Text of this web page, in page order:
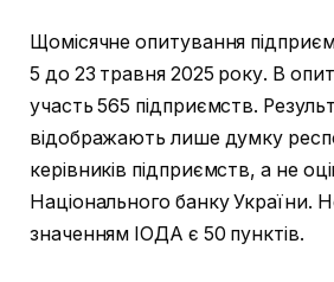
Щомісячне опитування
5 до 23 травня 2025 року. В
участь 565 підприємств.
відображають лише думку
керівників підприємств, а не
Національного банку України.
значенням ІОДА є 50 пунктів.